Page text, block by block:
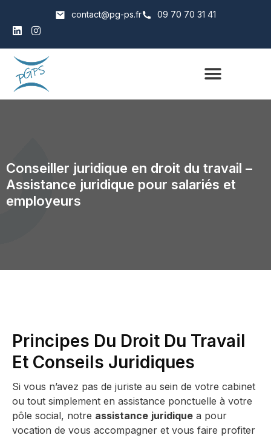
contact@pg-ps.fr 09 70 70 31 41
Conseiller juridique en droit du travail –
Assistance juridique pour salariés et
employeurs
Principes Du Droit Du Travail
Et Conseils Juridiques
Si vous n’avez pas de juriste au sein de votre cabinet
ou tout simplement en assistance ponctuelle à votre
pôle social, notre assistance juridique a pour
vocation de vous accompagner et vous faire profiter